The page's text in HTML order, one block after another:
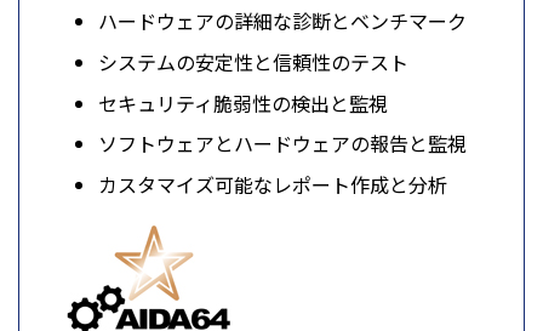
ハードウェアの詳細な診断とベンチマーク
システムの安定性と信頼性のテスト
セキュリティ脆弱性の検出と監視
ソフトウェアとハードウェアの報告と監視
カスタマイズ可能なレポート作成と分析